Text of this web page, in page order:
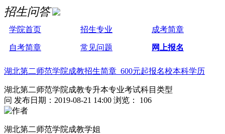
招生问答
学院首页 招生专业 成考简章
自考简章 常见问题 网上报名
湖北第二师范学院成教招生简章 600元起报名校本科学历
湖北第二师范学院成教专升本专业考试科目类型
问 发布日期：2019-08-21 14:00 浏览： 106
湖北第二师范学院成教学姐